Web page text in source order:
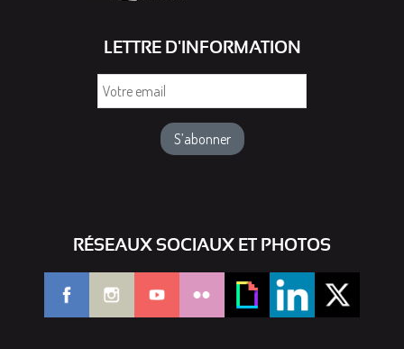
LETTRE D'INFORMATION
RÉSEAUX SOCIAUX ET PHOTOS